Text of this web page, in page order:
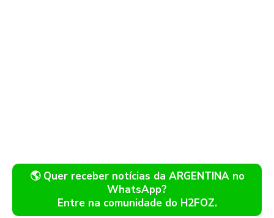
🌎 Quer receber notícias da ARGENTINA no
WhatsApp?
Entre na comunidade do H2FOZ.